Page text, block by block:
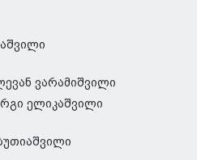
ვარამიშვილი
ელიკაშვილი